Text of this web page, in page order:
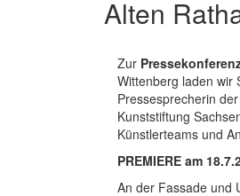
Alten
Zur
Wittenberg laden wir
Pressesprecherin
Kunststiftung
Künstlerteams und
PREMIERE am
An der Fassade und